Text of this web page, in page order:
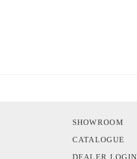
SHOWROOM
CATALOGUE
DEALER LOGIN